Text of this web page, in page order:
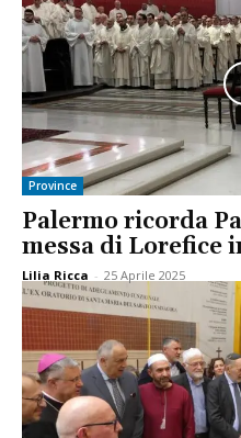
Province
Palermo ricorda
messa di Lorefice
Lilia Ricca - 25 Aprile 2025